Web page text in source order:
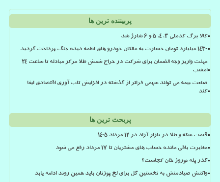
پربیننده ترین ها
کالا برگ کدملی 3، 4، 5 و 6 شارژ شد
۱۴۳۰ میلیارد تومان خسارت به مالکان خودرو های لطمه دیده جنگ پرداخت گردید
مهلت واریز وجه الضمان برای شرکت در حراج شمش طلا مرکز مبادله تا ساعت ۲۴
امشب
صنعت بیمه می تواند سهمی فراتر از گذشته در افزایش تاب آوری اقتصادی ایفا
کند
پربحث ترین ها
قیمت سکه و طلا در بازار آزاد در ۱۲ مرداد ۱۴۰۵
مغایرت باقی مانده حساب های مشتریان تا 17 مرداد رفع می شود
گذر پله نوروز خان کجاست؟
واکنش صیادمنش به نخستین گل برای لخ پوزنان باید همین روند ادامه یابد